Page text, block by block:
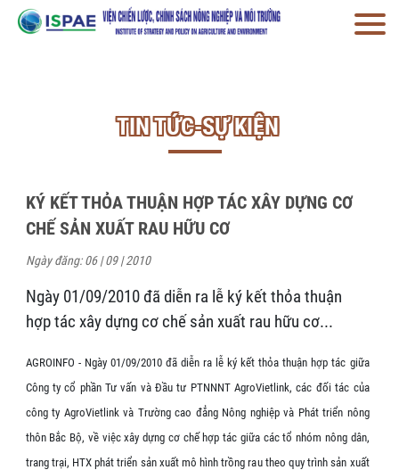
TIN TỨC-SỰ KIỆN
KÝ KẾT THỎA THUẬN HỢP TÁC XÂY DỰNG CƠ
CHẾ SẢN XUẤT RAU HỮU CƠ
Ngày đăng: 06 | 09 | 2010
Ngày 01/09/2010 đã diễn ra lễ ký kết thỏa thuận
hợp tác xây dựng cơ chế sản xuất rau hữu cơ...
AGROINFO - Ngày 01/09/2010 đã diễn ra lễ ký kết thỏa thuận hợp tác giữa
Công ty cổ phần Tư vấn và Đầu tư PTNNNT AgroVietlink, các đối tác của
công ty AgroVietlink và Trường cao đẳng Nông nghiệp và Phát triển nông
thôn Bắc Bộ, về việc xây dựng cơ chế hợp tác giữa các tổ nhóm nông dân,
trang trại, HTX phát triển sản xuất mô hình trồng rau theo quy trình sản xuất